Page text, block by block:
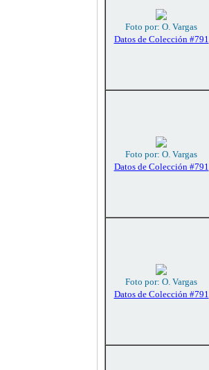
Foto por: O. Vargas
Datos de Colección #791
Foto por: O. Vargas
Datos de Colección #791
Foto por: O. Vargas
Datos de Colección #791